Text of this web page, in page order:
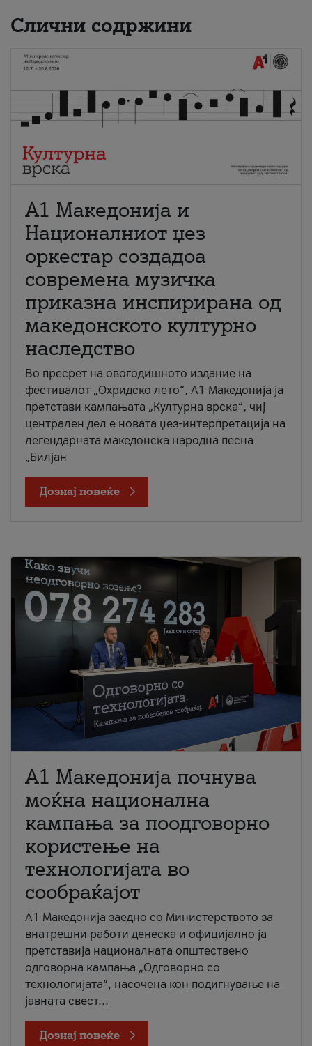
Слични содржини
А1 Македонија и
Националниот џез
оркестар создадоа
современа музичка
приказна инспирирана од
македонското културно
наследство
Во пресрет на овогодишното издание на
фестивалот „Охридско лето“, А1 Македонија ја
претстави кампањата „Културна врска“, чиј
централен дел е новата џез-интерпретација на
легендарната македонска народна песна
„Билјан
Дознај повеќе
A1 Македонија почнува
моќна национална
кампања за поодговорно
користење на
технологијата во
сообраќајот
A1 Македонија заедно со Министерството за
внатрешни работи денеска и официјално ја
претставија националната општествено
одговорна кампања „Одговорно со
технологијата“, насочена кон подигнување на
јавната свест...
Дознај повеќе